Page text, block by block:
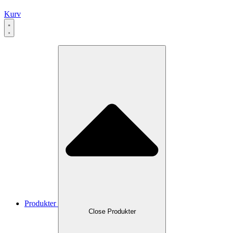
Kurv
Produkter
Close Produkter